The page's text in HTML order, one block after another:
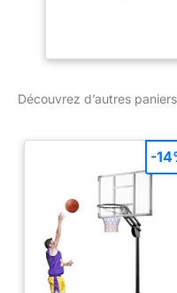
Découvrez d’autres
-